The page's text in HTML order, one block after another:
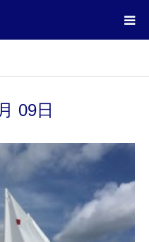
09日